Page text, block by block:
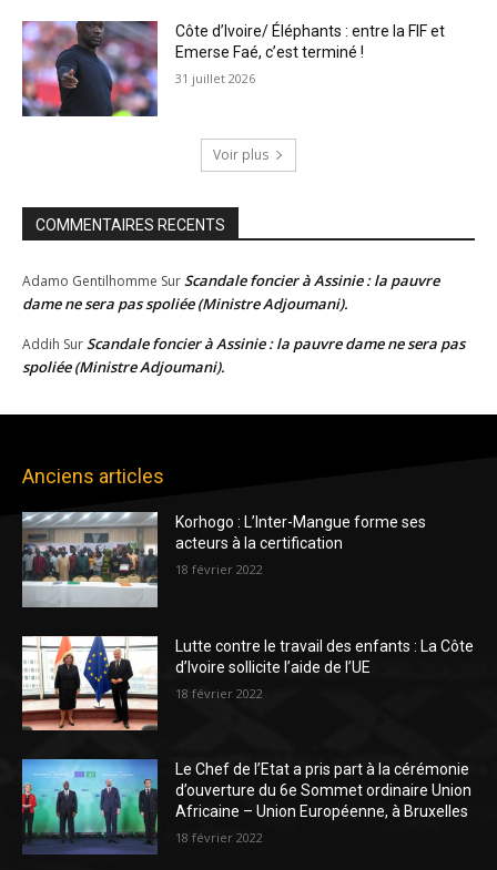
Côte d’Ivoire/ Éléphants : entre la FIF et
Emerse Faé, c’est terminé !
31 juillet 2026
Voir plus
COMMENTAIRES RECENTS
Adamo Gentilhomme SurScandale foncier à Assinie : la pauvre
dame ne sera pas spoliée (Ministre Adjoumani).
Addih SurScandale foncier à Assinie : la pauvre dame ne sera pas
spoliée (Ministre Adjoumani).
Anciens articles
Korhogo : L’Inter-Mangue forme ses
acteurs à la certification
18 février 2022
Lutte contre le travail des enfants : La Côte
d’Ivoire sollicite l’aide de l’UE
18 février 2022
Le Chef de l’Etat a pris part à la cérémonie
d’ouverture du 6e Sommet ordinaire Union
Africaine – Union Européenne, à Bruxelles
18 février 2022